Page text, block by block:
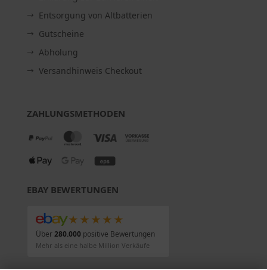
Entsorgung von Altbatterien
Gutscheine
Abholung
Versandhinweis Checkout
ZAHLUNGSMETHODEN
EBAY BEWERTUNGEN
★★★★★
Über280.000positive Bewertungen
Mehr als eine halbe Million Verkäufe